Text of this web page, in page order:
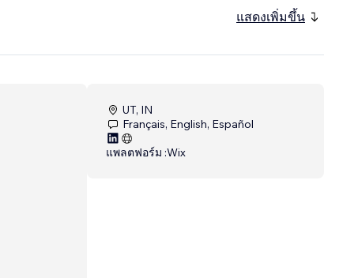
แสดงเพิ่มขึ้น
UT, IN
Français, English, Español
แพลตฟอร์ม :Wix